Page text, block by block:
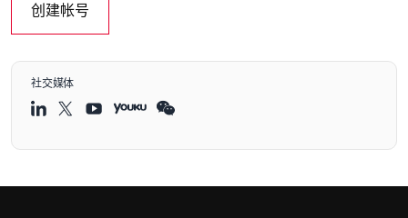
创建帐号
社交媒体